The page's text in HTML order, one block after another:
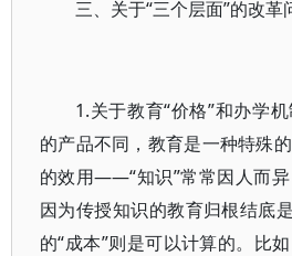
三、关于“三个层面”的改革
1.关于教育“价格”和办学
的产品不同，教育是一种特殊
的效用——“知识”常常因人而异
因为传授知识的教育归根结底
的“成本”则是可以计算的。比